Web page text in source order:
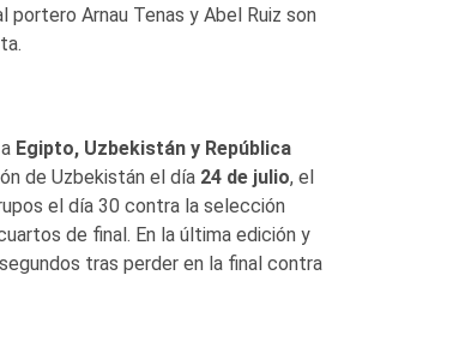
Arnau Tenas y Abel Ruiz son
Egipto, Uzbekistán y República
de Uzbekistán el día24 de julio, el
el día 30 contra la selección
de final. En la última edición y
tras perder en la final contra